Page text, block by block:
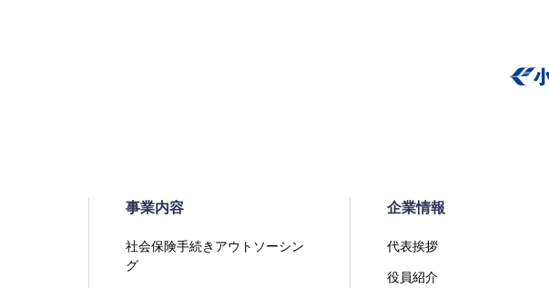
事業内容
社会保険手続きアウトソーシン
グ
企業情報
代表挨拶
役員紹介